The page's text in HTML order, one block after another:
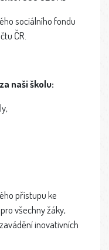
sociálního fondu
ČR.
naši školu:
přístupu ke
všechny žáky,
inovativních